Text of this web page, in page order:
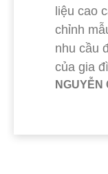
liệu cao
chỉnh
nhu cầu
của gia
NGUYỄN